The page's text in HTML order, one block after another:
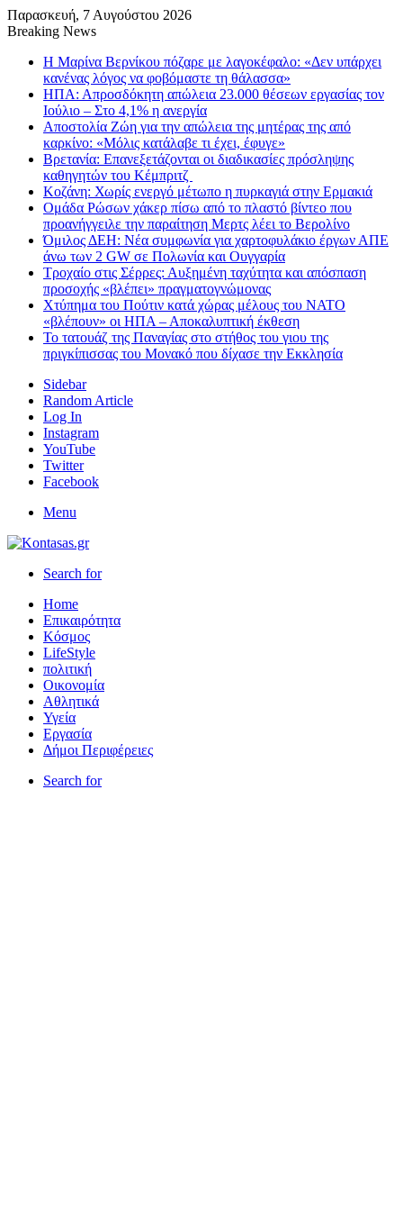
Παρασκευή, 7 Αυγούστου 2026
Breaking News
Η Μαρίνα Βερνίκου πόζαρε με λαγοκέφαλο: «Δεν υπάρχει
κανένας λόγος να φοβόμαστε τη θάλασσα»
ΗΠΑ: Απροσδόκητη απώλεια 23.000 θέσεων εργασίας τον
Ιούλιο – Στο 4,1% η ανεργία
Αποστολία Ζώη για την απώλεια της μητέρας της από
καρκίνο: «Μόλις κατάλαβε τι έχει, έφυγε»
Βρετανία: Επανεξετάζονται οι διαδικασίες πρόσληψης
καθηγητών του Κέμπριτζ
Κοζάνη: Χωρίς ενεργό μέτωπο η πυρκαγιά στην Ερμακιά
Ομάδα Ρώσων χάκερ πίσω από το πλαστό βίντεο που
προανήγγειλε την παραίτηση Μερτς λέει το Βερολίνο
Όμιλος ΔΕΗ: Νέα συμφωνία για χαρτοφυλάκιο έργων ΑΠΕ
άνω των 2 GW σε Πολωνία και Ουγγαρία
Τροχαίο στις Σέρρες: Αυξημένη ταχύτητα και απόσπαση
προσοχής «βλέπει» πραγματογνώμονας
Χτύπημα του Πούτιν κατά χώρας μέλους του ΝΑΤΟ
«βλέπουν» οι ΗΠΑ – Αποκαλυπτική έκθεση
Το τατουάζ της Παναγίας στο στήθος του γιου της
πριγκίπισσας του Μονακό που δίχασε την Εκκλησία
Sidebar
Random Article
Log In
Instagram
YouTube
Twitter
Facebook
Menu
Search for
Home
Επικαιρότητα
Κόσμος
LifeStyle
πολιτική
Οικονομία
Αθλητικά
Υγεία
Εργασία
Δήμοι Περιφέρειες
Search for